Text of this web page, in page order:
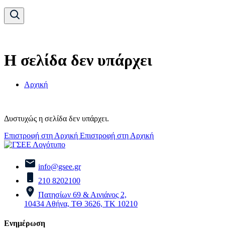
Η σελίδα δεν υπάρχει
Αρχική
Δυστυχώς η σελίδα δεν υπάρχει.
Επιστροφή στη Αρχική Επιστροφή στη Αρχική
info@gsee.gr
210 8202100
Πατησίων 69 & Αινιάνος 2,
10434 Αθήνα, ΤΘ 3626, ΤΚ 10210
Ενημέρωση